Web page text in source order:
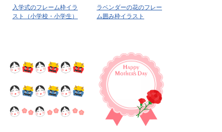
入学式のフレーム枠イラ
スト（小学校・小学生）
ラベンダーの花のフレー
ム囲み枠イラスト